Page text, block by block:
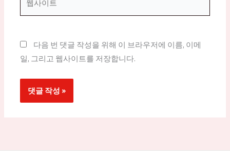
다음 번 댓글 작성을 위해 이 브라우저에 이름, 이메
일, 그리고 웹사이트를 저장합니다.